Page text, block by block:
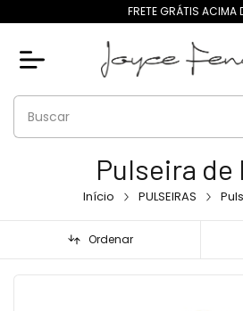
FRETE GRÁTIS ACIMA
Pulseira de
Início PULSEIRAS
Ordenar